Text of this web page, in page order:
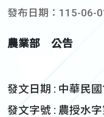
發布日期：115-06-
農業部 公告
發文日期 : 中華民
發文字號 : 農授水